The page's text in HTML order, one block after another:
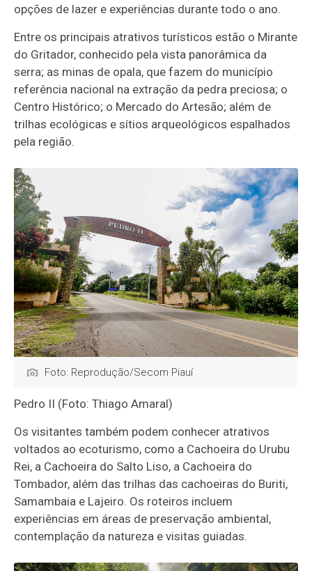
opções de lazer e experiências durante todo o ano.
Entre os principais atrativos turísticos estão o Mirante
do Gritador, conhecido pela vista panorâmica da
serra; as minas de opala, que fazem do município
referência nacional na extração da pedra preciosa; o
Centro Histórico; o Mercado do Artesão; além de
trilhas ecológicas e sítios arqueológicos espalhados
pela região.
Foto: Reprodução/Secom Piauí
Pedro II (Foto: Thiago Amaral)
Os visitantes também podem conhecer atrativos
voltados ao ecoturismo, como a Cachoeira do Urubu
Rei, a Cachoeira do Salto Liso, a Cachoeira do
Tombador, além das trilhas das cachoeiras do Buriti,
Samambaia e Lajeiro. Os roteiros incluem
experiências em áreas de preservação ambiental,
contemplação da natureza e visitas guiadas.